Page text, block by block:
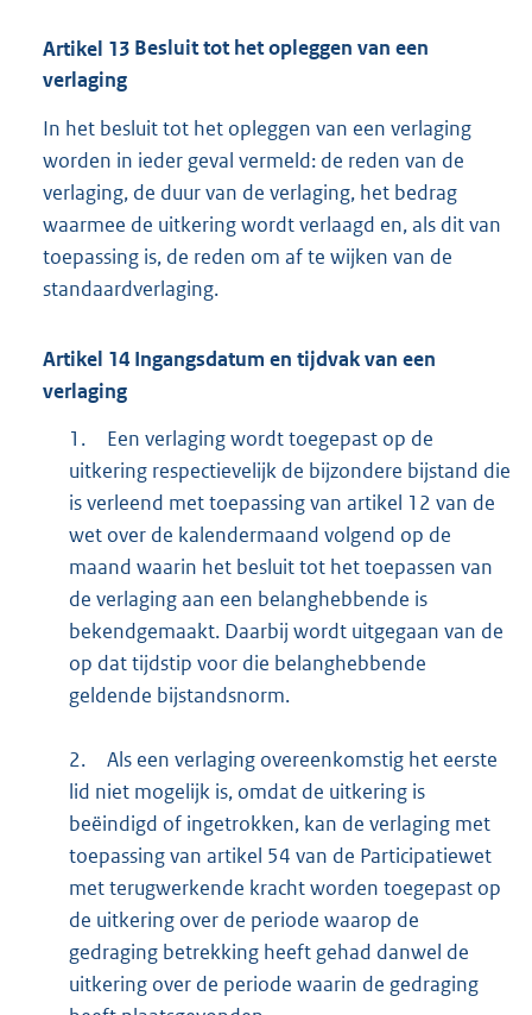
Artikel 13 Besluit tot het opleggen van een
verlaging
In het besluit tot het opleggen van een verlaging
worden in ieder geval vermeld: de reden van de
verlaging, de duur van de verlaging, het bedrag
waarmee de uitkering wordt verlaagd en, als dit van
toepassing is, de reden om af te wijken van de
standaardverlaging.
Artikel 14 Ingangsdatum en tijdvak van een
verlaging
1.
Een verlaging wordt toegepast op de
uitkering respectievelijk de bijzondere bijstand die
is verleend met toepassing van artikel 12 van de
wet over de kalendermaand volgend op de
maand waarin het besluit tot het toepassen van
de verlaging aan een belanghebbende is
bekendgemaakt. Daarbij wordt uitgegaan van de
op dat tijdstip voor die belanghebbende
geldende bijstandsnorm.
2.
Als een verlaging overeenkomstig het eerste
lid niet mogelijk is, omdat de uitkering is
beëindigd of ingetrokken, kan de verlaging met
toepassing van artikel 54 van de Participatiewet
met terugwerkende kracht worden toegepast op
de uitkering over de periode waarop de
gedraging betrekking heeft gehad danwel de
uitkering over de periode waarin de gedraging